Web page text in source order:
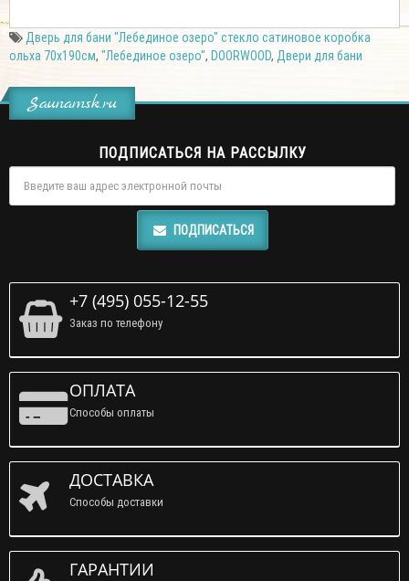
Дверь для бани "Лебединое озеро" стекло сатиновое коробка
ольха 70х190см, "Лебединое озеро", DOORWOOD, Двери для бани
Saunamsk.ru
ПОДПИСАТЬСЯ НА РАССЫЛКУ
ПОДПИСАТЬСЯ
+7 (495) 055-12-55
Заказ по телефону
ОПЛАТА
Способы оплаты
ДОСТАВКА
Способы доставки
ГАРАНТИИ